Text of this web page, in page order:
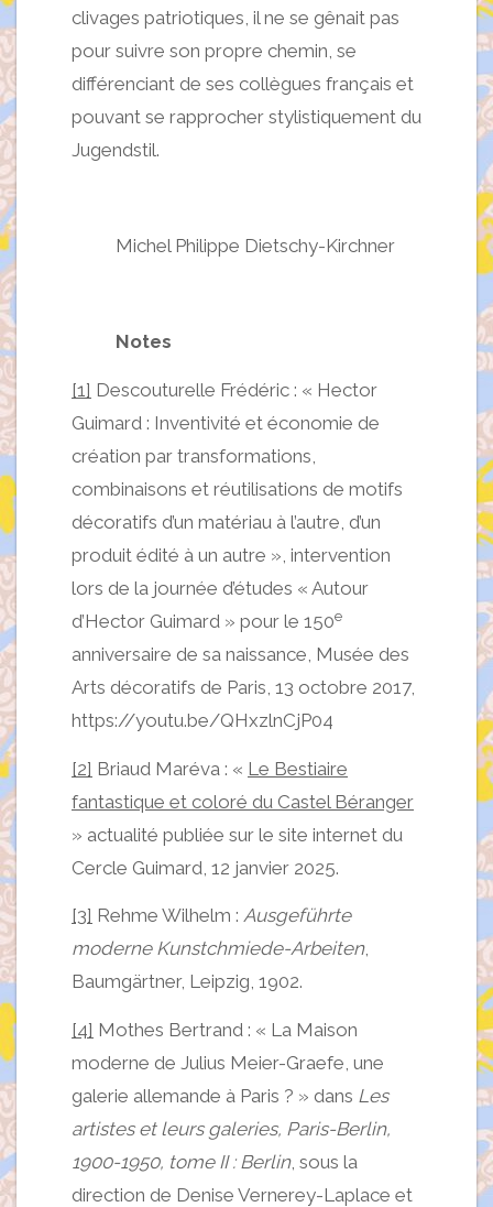
clivages patriotiques, il ne se gênait pas
pour suivre son propre chemin, se
différenciant de ses collègues français et
pouvant se rapprocher stylistiquement du
Jugendstil.
Michel Philippe Dietschy-Kirchner
Notes
[1] Descouturelle Frédéric : « Hector
Guimard : Inventivité et économie de
création par transformations,
combinaisons et réutilisations de motifs
décoratifs d’un matériau à l’autre, d’un
produit édité à un autre », intervention
lors de la journée d’études « Autour
d’Hector Guimard » pour le 150e
anniversaire de sa naissance, Musée des
Arts décoratifs de Paris, 13 octobre 2017,
https://youtu.be/QHxzlnCjP04
[2] Briaud Maréva : « Le Bestiaire
fantastique et coloré du Castel Béranger
» actualité publiée sur le site internet du
Cercle Guimard, 12 janvier 2025.
[3] Rehme Wilhelm : Ausgeführte
moderne Kunstchmiede-Arbeiten,
Baumgärtner, Leipzig, 1902.
[4] Mothes Bertrand : « La Maison
moderne de Julius Meier-Graefe, une
galerie allemande à Paris ? » dans Les
artistes et leurs galeries, Paris-Berlin,
1900-1950, tome II : Berlin, sous la
direction de Denise Vernerey-Laplace et